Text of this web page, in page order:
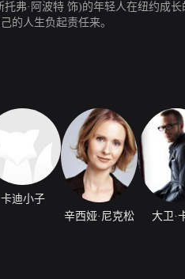
弗·阿波特 饰)的年轻人在纽约成
的人生负起责任来。
卡迪小子
辛西娅·尼克松
大卫·